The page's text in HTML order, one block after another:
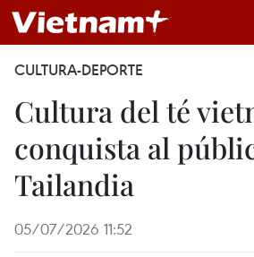
CULTURA-DEPORTE
Cultura del té
conquista al
Tailandia
05/07/2026 11:52